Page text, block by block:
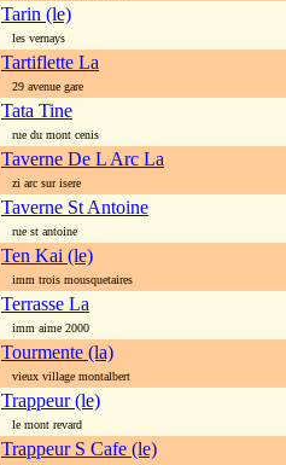
Tarin (le)
les vernays
Tartiflette La
29 avenue gare
Tata Tine
rue du mont cenis
Taverne De L Arc La
zi arc sur isere
Taverne St Antoine
rue st antoine
Ten Kai (le)
imm trois mousquetaires
Terrasse La
imm aime 2000
Tourmente (la)
vieux village montalbert
Trappeur (le)
le mont revard
Trappeur S Cafe (le)